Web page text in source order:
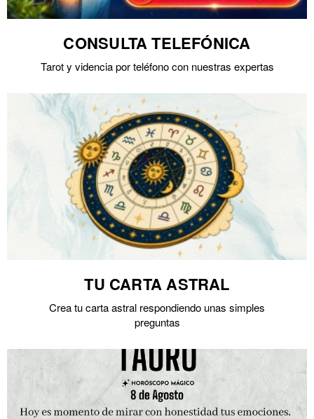
CONSULTA TELEFÓNICA
Tarot y videncia por teléfono con nuestras expertas
TU CARTA ASTRAL
Crea tu carta astral respondiendo unas simples
preguntas